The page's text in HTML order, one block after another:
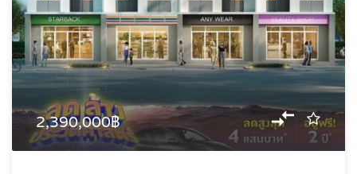
2,390,000฿